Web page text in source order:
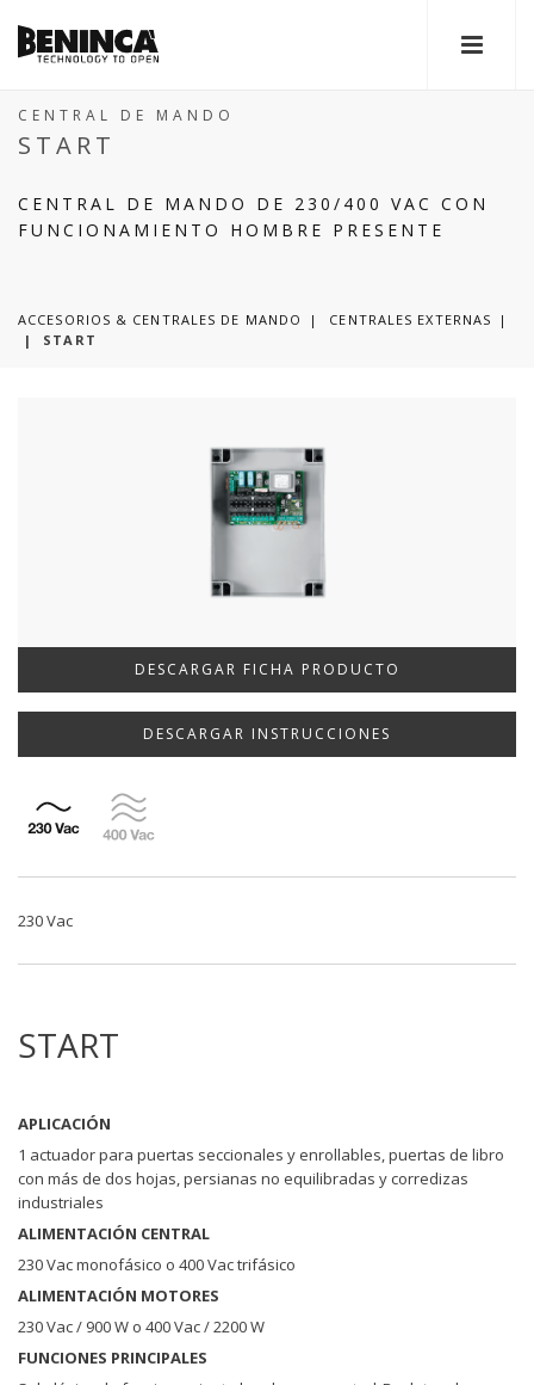
CENTRAL DE MANDO
START
CENTRAL DE MANDO DE 230/400 VAC CON
FUNCIONAMIENTO HOMBRE PRESENTE
ACCESORIOS & CENTRALES DE MANDO
CENTRALES EXTERNAS
|
START
DESCARGAR FICHA PRODUCTO
DESCARGAR INSTRUCCIONES
230 Vac
START
APLICACIÓN
1 actuador para puertas seccionales y enrollables, puertas de libro
con más de dos hojas, persianas no equilibradas y corredizas
industriales
ALIMENTACIÓN CENTRAL
230 Vac monofásico o 400 Vac trifásico
ALIMENTACIÓN MOTORES
230 Vac / 900 W o 400 Vac / 2200 W
FUNCIONES PRINCIPALES